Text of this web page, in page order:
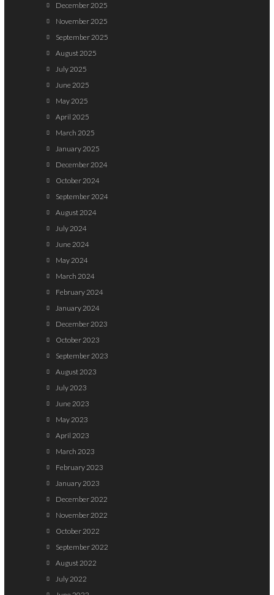
December 2025
November 2025
September 2025
August 2025
July 2025
June 2025
May 2025
April 2025
March 2025
January 2025
December 2024
October 2024
September 2024
August 2024
July 2024
June 2024
May 2024
March 2024
February 2024
January 2024
December 2023
October 2023
September 2023
August 2023
July 2023
June 2023
May 2023
April 2023
March 2023
February 2023
January 2023
December 2022
November 2022
October 2022
September 2022
August 2022
July 2022